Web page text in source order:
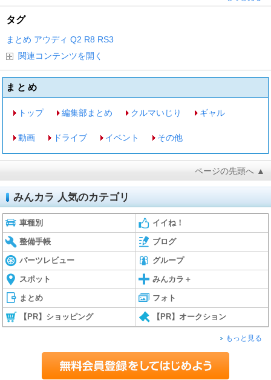
タグ
まとめ アウディ Q2 R8 RS3
関連コンテンツを開く
まとめ
トップ 編集部まとめ クルマいじり ギャル
動画 ドライブ イベント その他
ページの先頭へ ▲
みんカラ 人気のカテゴリ
車種別 イイね！
整備手帳 ブログ
パーツレビュー グループ
スポット みんカラ＋
まとめ フォト
【PR】ショッピング 【PR】オークション
もっと見る